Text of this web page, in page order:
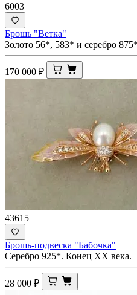
6003
Брошь "Ветка"
Золото 56*, 583* и серебро
170 000 ₽
43615
Брошь-подвеска "Бабочка"
Серебро 925*. Конец ХХ века.
28 000 ₽